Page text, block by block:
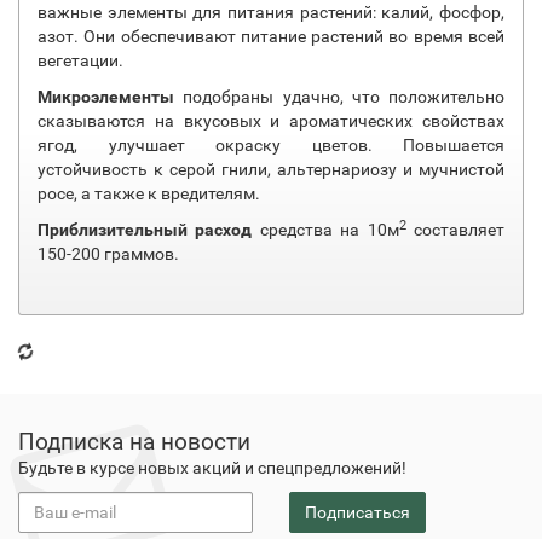
важные элементы для питания растений: калий, фосфор,
азот. Они обеспечивают питание растений во время всей
вегетации.
Микроэлементы подобраны удачно, что положительно
сказываются на вкусовых и ароматических свойствах
ягод, улучшает окраску цветов. Повышается
устойчивость к серой гнили, альтернариозу и мучнистой
росе, а также к вредителям.
Приблизительный расход средства на 10м2 составляет
150-200 граммов.
Подписка на новости
Будьте в курсе новых акций и спецпредложений!
Подписаться